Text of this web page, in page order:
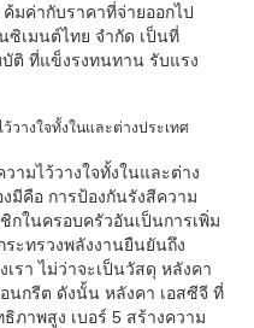
มค่ากับราคาที่จ่ายออกไป
เมนต์ไทย จำกัด เป็นที่
ติ ที่แข็งรงทนทาน รับแรง
วางใจทั้งในและต่างประเทศ
วามไว้วางใจทั้งในและต่าง
มีคือ การป้องกันรังสีความ
ในครอบครัวอันเป็นการเพิ่ม
ะทรวงพลังงานยืนยันถึง
รา ไม่ว่าจะเป็นวัสดุ หลังคา
นกรีต ดังนั้น หลังคา เอสซีจี ที่
ภาพสูง เบอร์ 5 สร้างความ